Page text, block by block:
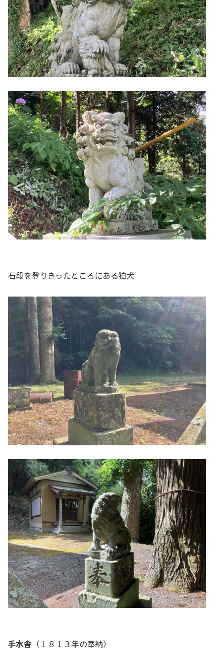
石段を登りきったところにある狛犬
手水舎 （１８１３年の奉納）